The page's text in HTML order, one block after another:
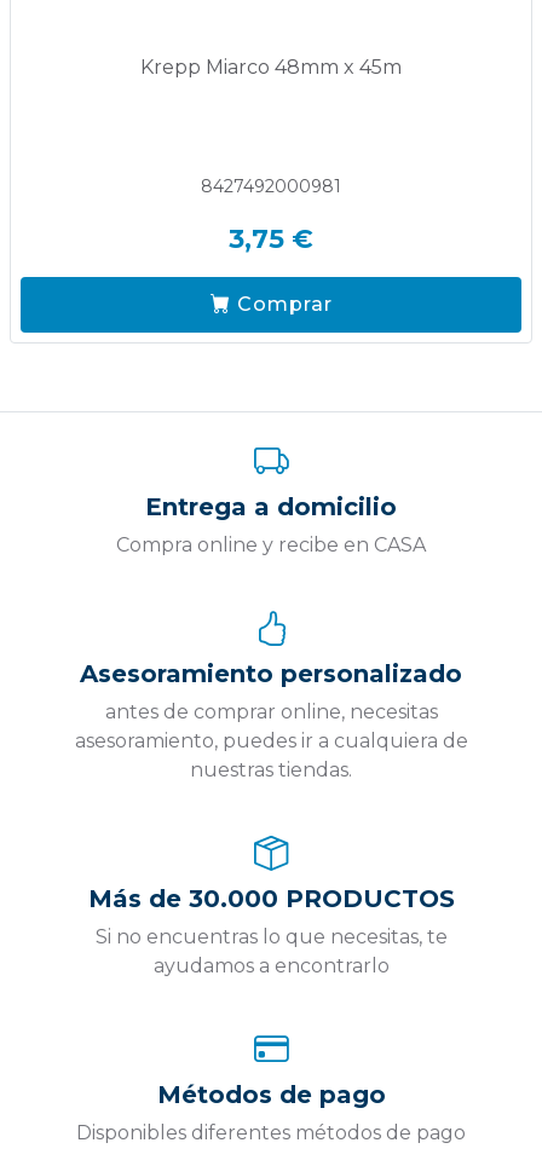
Krepp Miarco 48mm x 45m
8427492000981
3,75 €
Comprar
Entrega a domicilio
Compra online y recibe en CASA
Asesoramiento personalizado
antes de comprar online, necesitas
asesoramiento, puedes ir a cualquiera de
nuestras tiendas.
Más de 30.000 PRODUCTOS
Si no encuentras lo que necesitas, te
ayudamos a encontrarlo
Métodos de pago
Disponibles diferentes métodos de pago